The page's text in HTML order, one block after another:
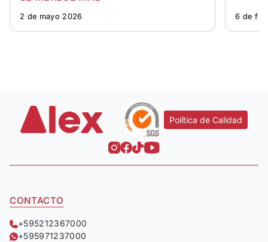
2 de mayo 2026 6 de
Política de Calidad
CONTACTO
+595212367000
+595971237000